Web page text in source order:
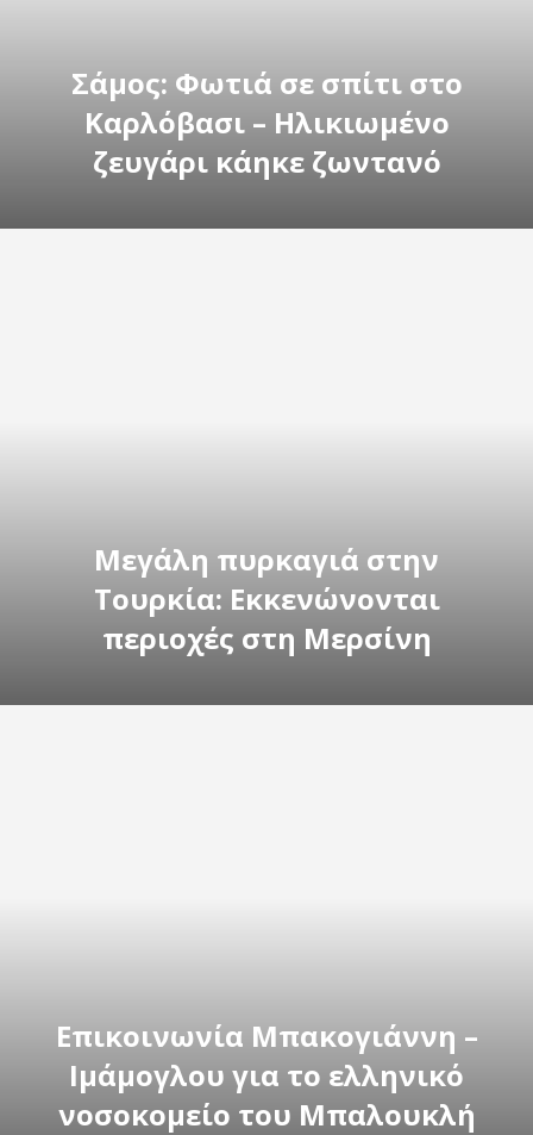
Σάμος: Φωτιά σε σπίτι στο
Καρλόβασι – Ηλικιωμένο
ζευγάρι κάηκε ζωντανό
Μεγάλη πυρκαγιά στην
Τουρκία: Εκκενώνονται
περιοχές στη Μερσίνη
Επικοινωνία Μπακογιάννη –
Ιμάμογλου για το ελληνικό
νοσοκομείο του Μπαλουκλή